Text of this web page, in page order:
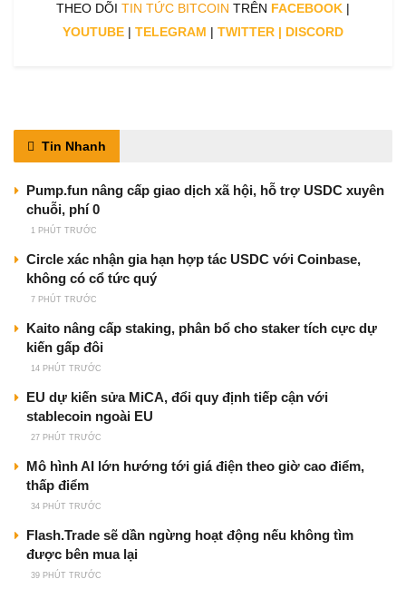
THEO DÕI TIN TỨC BITCOIN TRÊN FACEBOOK |
YOUTUBE | TELEGRAM | TWITTER | DISCORD
Tin Nhanh
Pump.fun nâng cấp giao dịch xã hội, hỗ trợ USDC xuyên
chuỗi, phí 0
1 PHÚT TRƯỚC
Circle xác nhận gia hạn hợp tác USDC với Coinbase,
không có cổ tức quý
7 PHÚT TRƯỚC
Kaito nâng cấp staking, phân bổ cho staker tích cực dự
kiến gấp đôi
14 PHÚT TRƯỚC
EU dự kiến sửa MiCA, đổi quy định tiếp cận với
stablecoin ngoài EU
27 PHÚT TRƯỚC
Mô hình AI lớn hướng tới giá điện theo giờ cao điểm,
thấp điểm
34 PHÚT TRƯỚC
Flash.Trade sẽ dần ngừng hoạt động nếu không tìm
được bên mua lại
39 PHÚT TRƯỚC